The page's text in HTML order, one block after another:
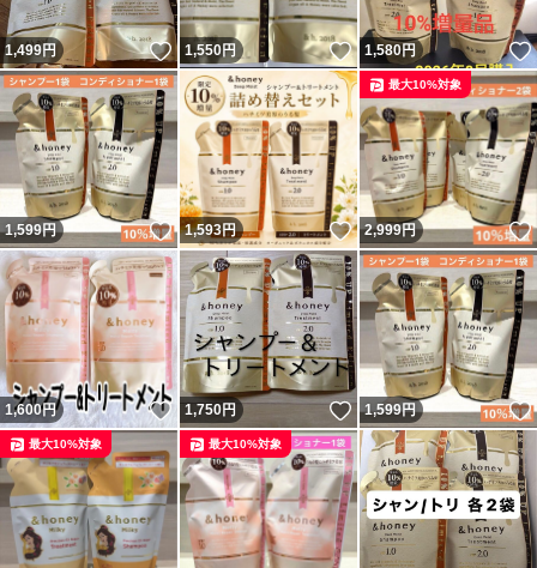
1,499円 いいね！
1,550円 いいね！
1,580円
1,599円 いいね！
1,593円 いいね！
2,999円
最大10%対象
1,600円 いいね！
1,750円 いいね！
1,599円
最大10%対象 最大10%対象